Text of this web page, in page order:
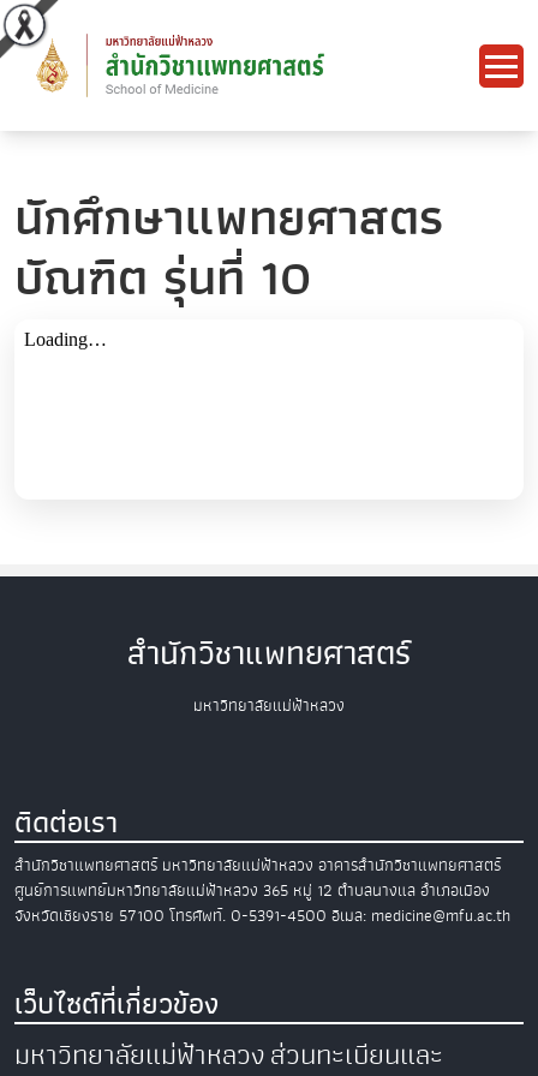
นักศึกษาแพทยศาสตร
บัณฑิต รุ่นที่ 10
สำนักวิชาแพทยศาสตร์
มหาวิทยาลัยแม่ฟ้าหลวง
ติดต่อเรา
สำนักวิชาแพทยศาสตร์ มหาวิทยาลัยแม่ฟ้าหลวง อาคารสำนักวิชาแพทยศาสตร์
ศูนย์การแพทย์มหาวิทยาลัยแม่ฟ้าหลวง 365 หมู่ 12 ตำบลนางแล อำเภอเมือง
จังหวัดเชียงราย 57100 โทรศัพท์. 0-5391-4500 อีเมล: medicine@mfu.ac.th
เว็บไซต์ที่เกี่ยวข้อง
มหาวิทยาลัยแม่ฟ้าหลวงส่วนทะเบียนและ